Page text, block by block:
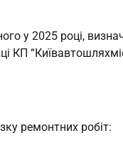
у 2025 році,
КП
ремонтних робіт: